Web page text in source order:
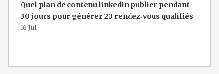
Quel plan de contenu linkedin publier pendant
30 jours pour générer 20 rendez‑vous qualifiés
16 Jul